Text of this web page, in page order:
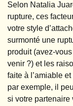
Selon Natalia
rupture, ces
votre style
surmonté une
produit (avez-
venir ?) et les
faite à l’amiable
par exemple, il
si votre partenaire